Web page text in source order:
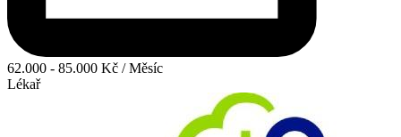
62.000 - 85.000 Kč / Měsíc
Lékař